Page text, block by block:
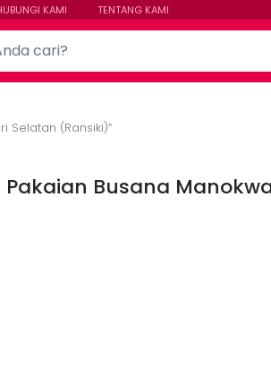
KAMI TENTANG KAMI
Selatan (Ransiki)”
Pakaian Busana